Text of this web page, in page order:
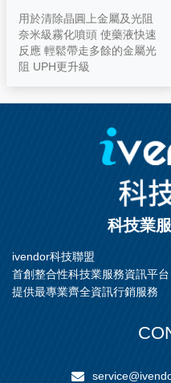
用於清除晶圓上金屬及光阻
奈米級霧化噴頭 使藥液快速
反應 輕鬆帶走多餘的金屬光
阻 UPH更升級
科技業
ivendor科技聯盟
首創整合性科技業服務資訊平台
提供最專業齊全資訊行銷服務